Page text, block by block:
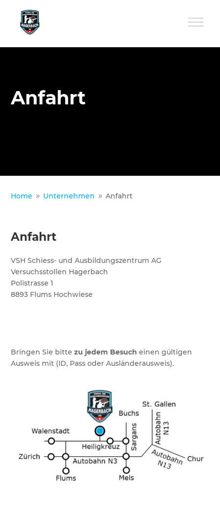
Anfahrt
Home 9 Unternehmen 9 Anfahrt
Anfahrt
VSH Schiess- und Ausbildungszentrum AG
Versuchsstollen Hagerbach
Polistrasse 1
8893 Flums Hochwiese
Bringen Sie bittezu jedem Besuch einen gültigen
Ausweis mit (ID, Pass oder Ausländerausweis).